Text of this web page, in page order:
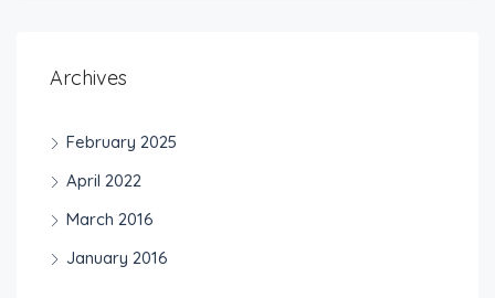
Archives
February 2025
April 2022
March 2016
January 2016